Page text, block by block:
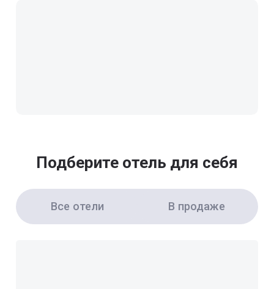
Подберите отель для себя
Все отели В продаже